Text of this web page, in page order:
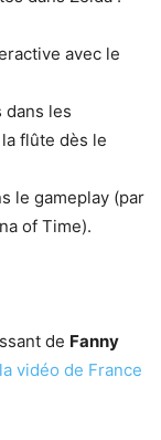
avec le
dans les
flûte dès le
le gameplay (par
of Time).
de Fanny
la vidéo de France